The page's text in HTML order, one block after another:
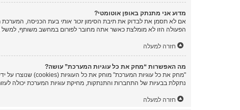
מדוע אני מתנתק באופן אוטומטי?
אם לא תסמן את לבדוק את תיבת הסימוןזכור אותי בעת הכניסה, המערכת
הפעולה הזו לא מומלצת כאשר אתה מחובר לפורום במחשב משותף,
חזרה למעלה
מה האפשרות “מחק את כל עוגיות המערכת” עושה?
נתקלת בבעיות של התחברות והתנתקות, מחיקת עוגיות המערכת יכולה
חזרה למעלה